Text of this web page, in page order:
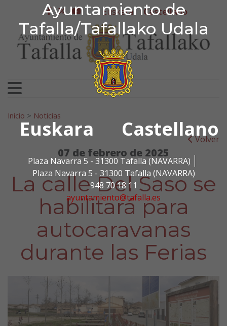
Ayuntamiento de
Tafalla/Tafallako Udala
Euskara Castellano
Plaza Navarra 5 - 31300 Tafalla (NAVARRA)
Plaza Navarra 5 - 31300 Tafalla (NAVARRA)
948 70 18 11
ayuntamiento@tafalla.es
Ir al contenido
Ayuntamiento de
facebook
twitter
youtube
Euskera Castellano
Search for:
Inicio > Noticias
Volver
07 de febrero de 2025
La calle Del Saso se
habilitará para
autocaravanas
durante las Ferias